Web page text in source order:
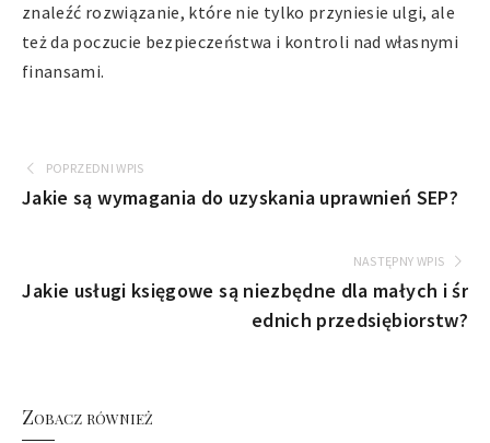
znaleźć rozwiązanie, które nie tylko przyniesie ulgi, ale
też da poczucie bezpieczeństwa i kontroli nad własnymi
finansami.
POPRZEDNI WPIS
Jakie są wymagania do uzyskania uprawnień SEP?
NASTĘPNY WPIS
Jakie usługi księgowe są niezbędne dla małych i śr
ednich przedsiębiorstw?
Zobacz również